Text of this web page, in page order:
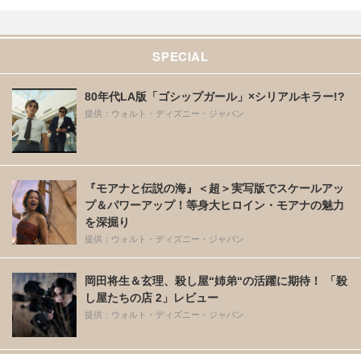
SPECIAL
80年代LA版「ゴシップガール」×シリアルキラー!?
提供：ウォルト・ディズニー・ジャパン
『モアナと伝説の海』＜超＞実写版でスケールアッ
プ＆パワーアップ！等身大ヒロイン・モアナの魅力
を深掘り
提供：ウォルト・ディズニー・ジャパン
岡田将生＆玄理、殺し屋“姉弟“の活躍に期待！ 「殺
し屋たちの店 2」レビュー
提供：ウォルト・ディズニー・ジャパン